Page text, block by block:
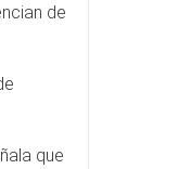
de
que